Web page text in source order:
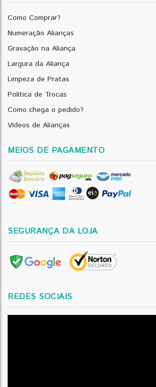
Como Comprar?
Numeração Alianças
Gravação na Aliança
Largura da Aliança
Limpeza de Pratas
Política de Trocas
Como chega o pedido?
Vídeos de Alianças
MEIOS DE PAGAMENTO
SEGURANÇA DA LOJA
REDES SOCIAIS